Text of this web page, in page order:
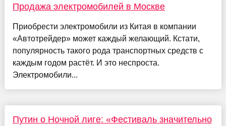
Продажа электромобилей в Москве
Приобрести электромобили из Китая в компании
«Автотрейдер» может каждый желающий. Кстати,
популярность такого рода транспортных средств с
каждым годом растёт. И это неспроста.
Электромобили...
Путин о Ночной лиге: «Фестиваль значительно